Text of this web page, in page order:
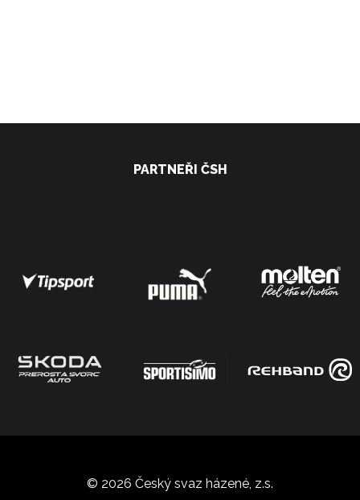
PARTNEŘI ČSH
© 2026 Český svaz házené, z.s.